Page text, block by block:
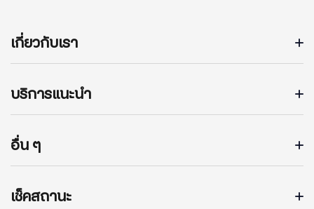
เกี่ยวกับเรา
บริการแนะนำ
อื่น ๆ
เช็คสถานะ